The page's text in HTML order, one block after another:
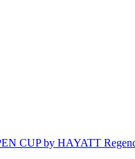
CUP by HAYATT